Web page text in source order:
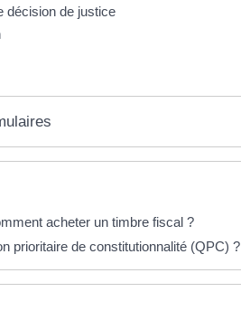
décision de justice
acheter un timbre fiscal ?
prioritaire de constitutionnalité (QPC) ?